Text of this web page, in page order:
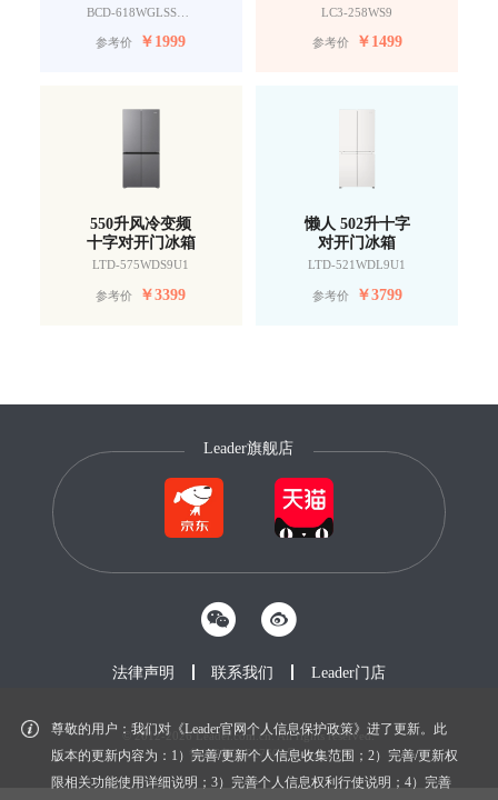
BCD-618WGLSSEDW9
参考价 ￥1999
LC3-258WS9
参考价 ￥1499
550升风冷变频
十字对开门冰箱
LTD-575WDS9U1
参考价 ￥3399
懒人 502升十字
对开门冰箱
LTD-521WDL9U1
参考价 ￥3799
尊敬的用户：我们对《Leader官网个人信息保护政策》进了更新。此
版本的更新内容为：1）完善/更新个人信息收集范围；2）完善/更新权
限相关功能使用详细说明；3）完善个人信息权利行使说明；4）完善
Leader旗舰店
法律声明 联系我们 Leader门店
© 2012-2026 Leader.com.cn. All rights reserved.
鲁ICP备20027604号-1